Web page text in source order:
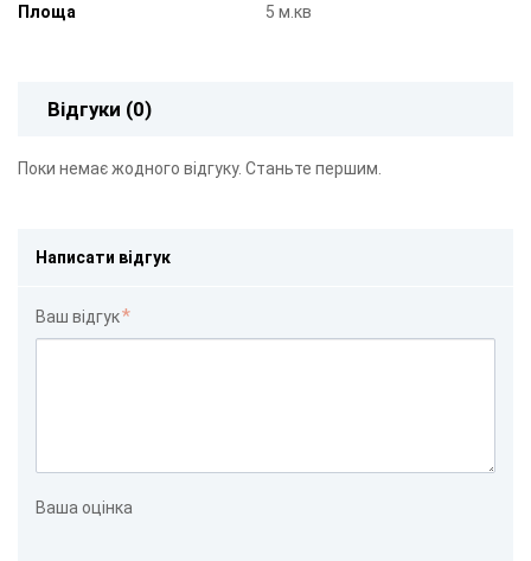
Площа 5 м.кв
Відгуки (0)
Поки немає жодного відгуку. Станьте першим.
Написати відгук
Ваш відгук
Ваша оцінка